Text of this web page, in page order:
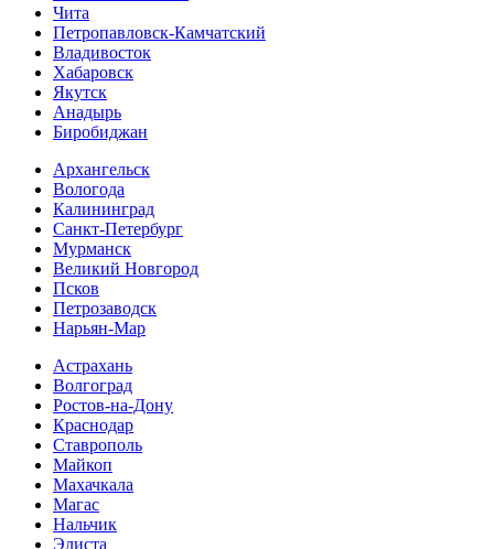
Чита
Петропавловск-Камчатский
Владивосток
Хабаровск
Якутск
Анадырь
Биробиджан
Архангельск
Вологода
Калининград
Санкт-Петербург
Мурманск
Великий Новгород
Псков
Петрозаводск
Нарьян-Мар
Астрахань
Волгоград
Ростов-на-Дону
Краснодар
Ставрополь
Майкоп
Махачкала
Магас
Нальчик
Элиста